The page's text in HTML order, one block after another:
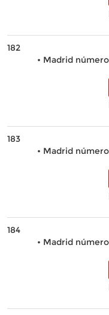
182
• Madrid
183
• Madrid
184
• Madrid